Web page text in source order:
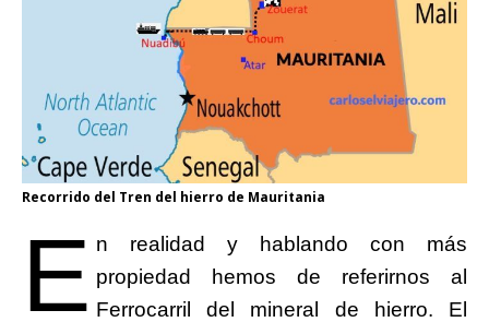
Recorrido del Tren del hierro de Mauritania
E n realidad y hablando con más
propiedad hemos de referirnos al
Ferrocarril del mineral de hierro. El